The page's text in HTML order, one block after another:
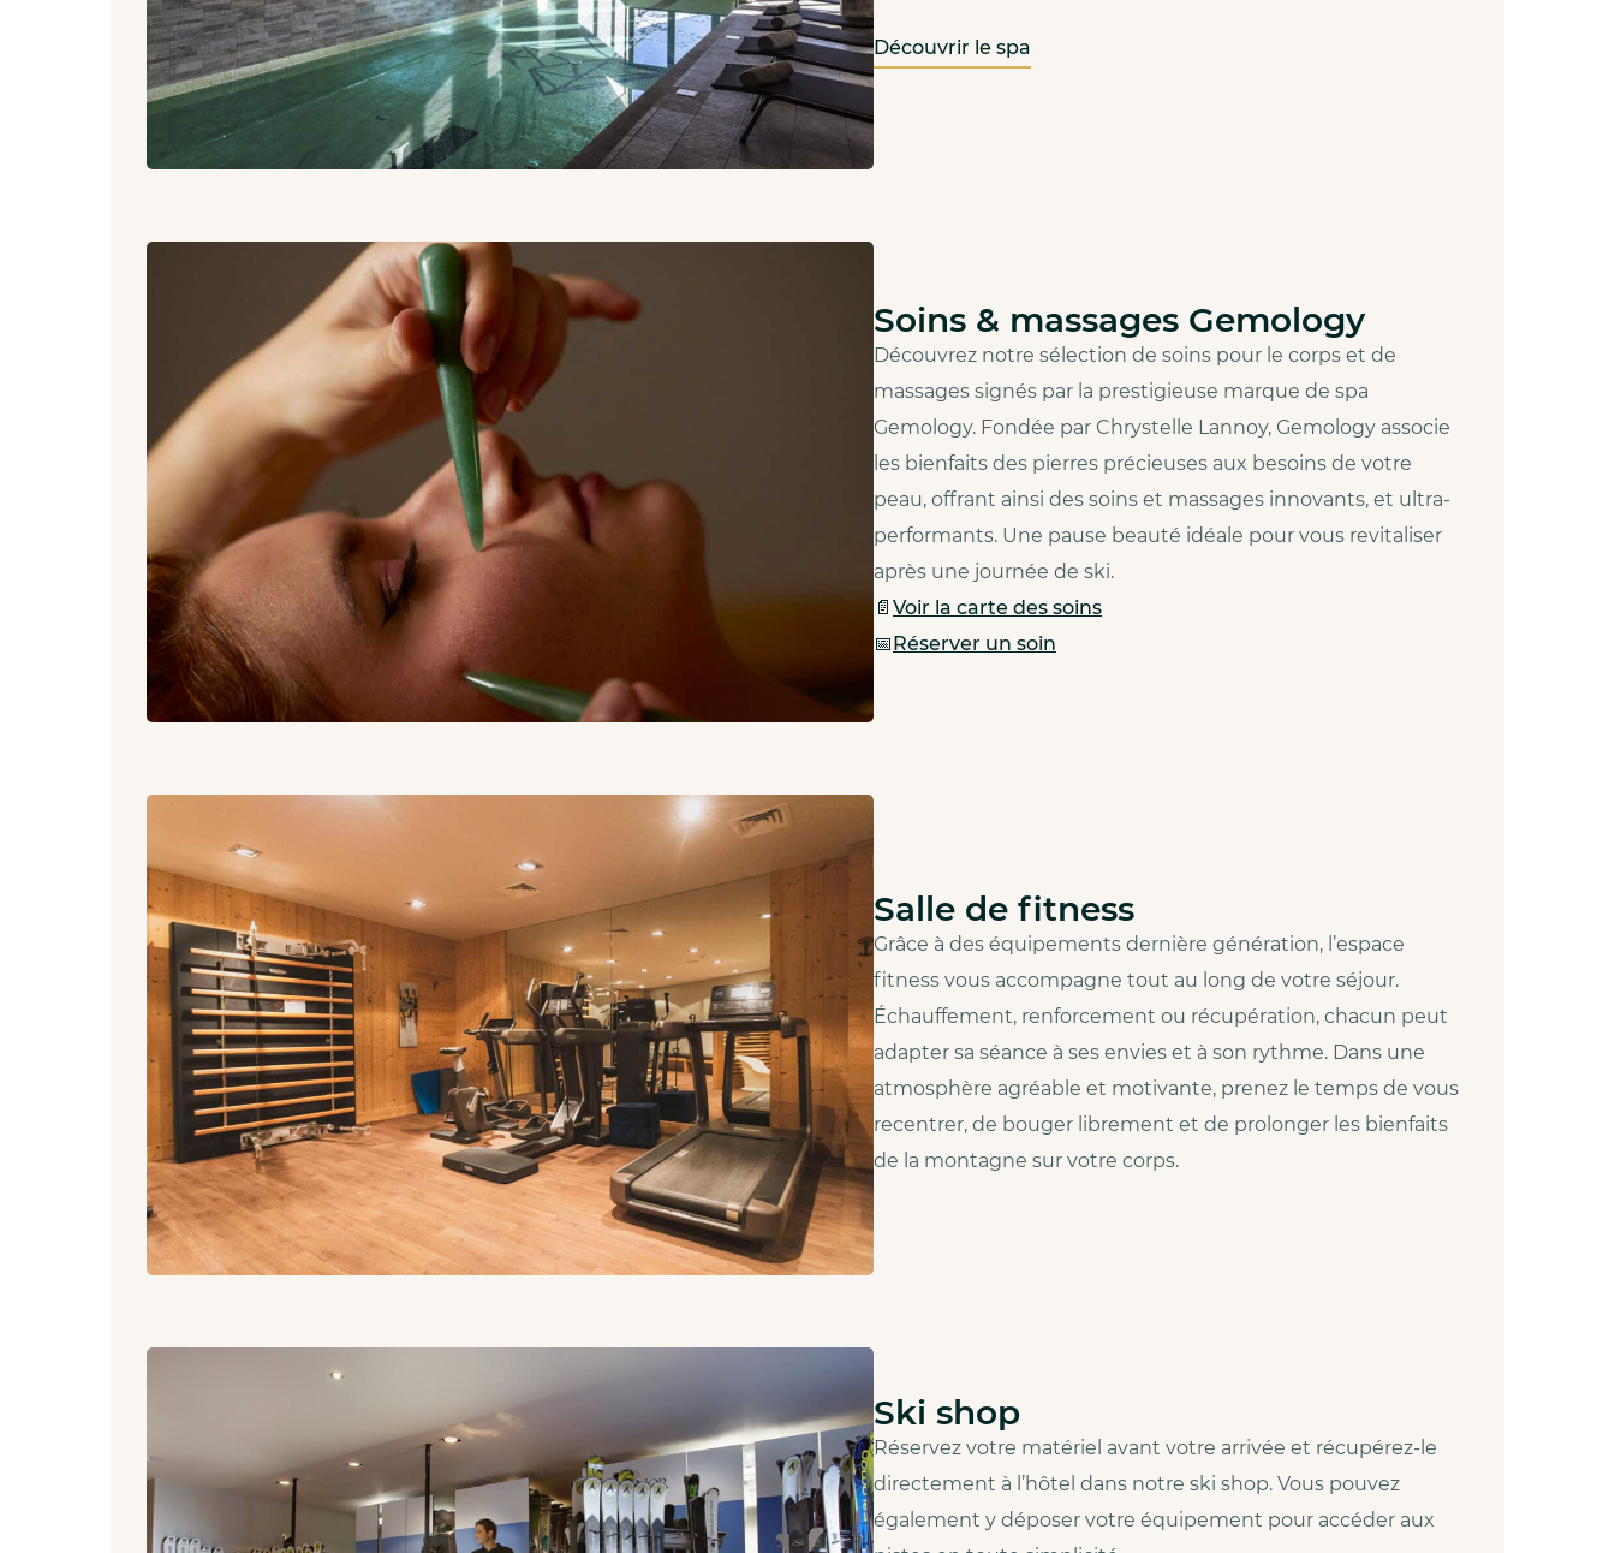
Découvrir le spa
Soins & massages Gemology
Découvrez notre sélection de soins pour le corps et de
massages signés par la prestigieuse marque de spa
Gemology. Fondée par Chrystelle Lannoy, Gemology associe
les bienfaits des pierres précieuses aux besoins de votre
peau, offrant ainsi des soins et massages innovants, et ultra-
performants. Une pause beauté idéale pour vous revitaliser
après une journée de ski.
📄 Voir la carte des soins
📅Réserver un soin
Salle de fitness
Grâce à des équipements dernière génération, l’espace
fitness vous accompagne tout au long de votre séjour.
Échauffement, renforcement ou récupération, chacun peut
adapter sa séance à ses envies et à son rythme. Dans une
atmosphère agréable et motivante, prenez le temps de vous
recentrer, de bouger librement et de prolonger les bienfaits
de la montagne sur votre corps.
Ski shop
Réservez votre matériel avant votre arrivée et récupérez‑le
directement à l’hôtel dans notre ski shop. Vous pouvez
également y déposer votre équipement pour accéder aux